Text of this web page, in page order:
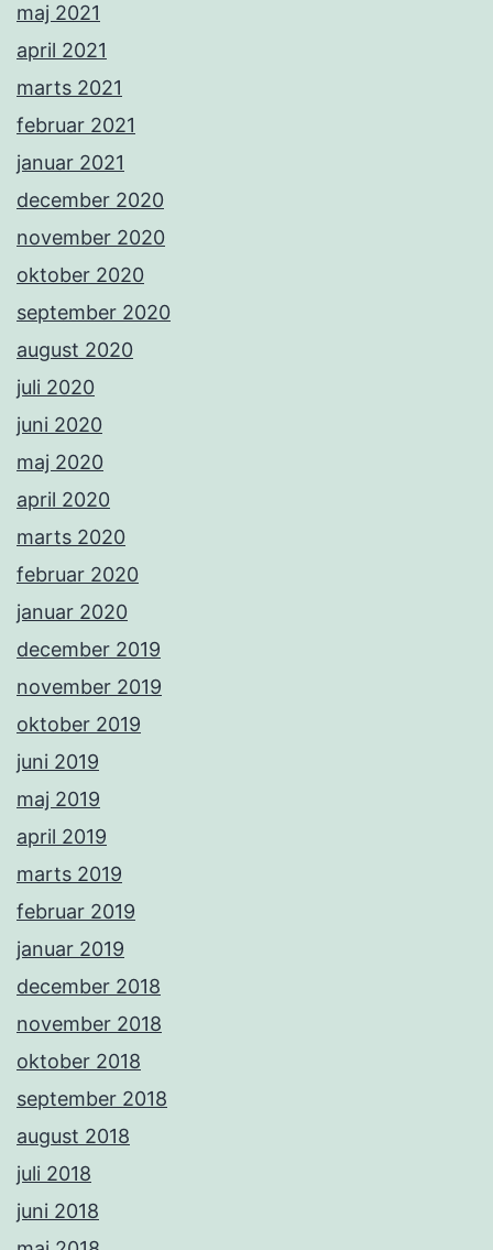
maj 2021
april 2021
marts 2021
februar 2021
januar 2021
december 2020
november 2020
oktober 2020
september 2020
august 2020
juli 2020
juni 2020
maj 2020
april 2020
marts 2020
februar 2020
januar 2020
december 2019
november 2019
oktober 2019
juni 2019
maj 2019
april 2019
marts 2019
februar 2019
januar 2019
december 2018
november 2018
oktober 2018
september 2018
august 2018
juli 2018
juni 2018